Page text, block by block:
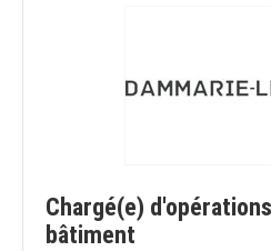
Chargé(e)
bâtiment